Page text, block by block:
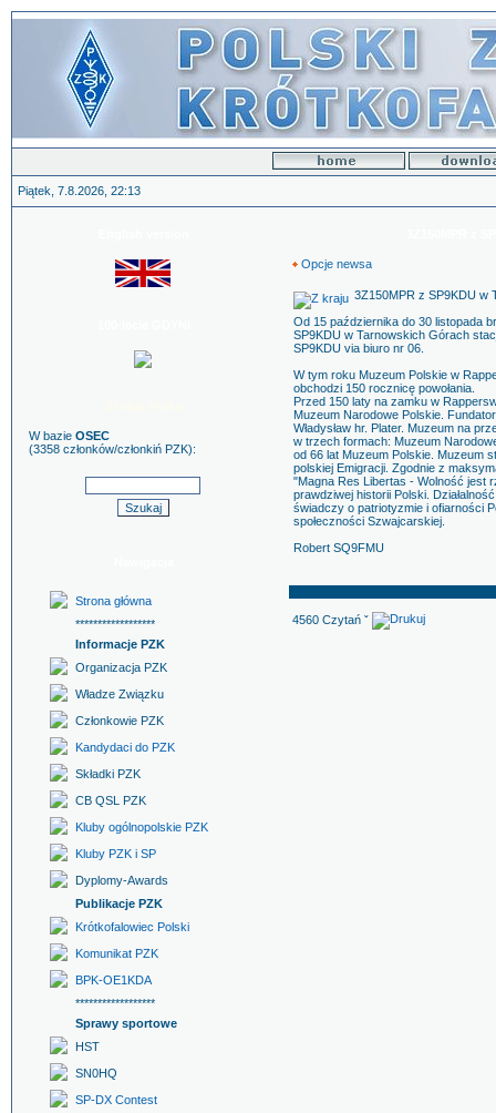
Piątek, 7.8.2026, 22:13
W bazie OSEC
(3358 członków/członkiń PZK):
Strona główna
******************
Informacje PZK
Organizacja PZK
Władze Związku
Członkowie PZK
Kandydaci do PZK
Składki PZK
CB QSL PZK
Kluby ogólnopolskie PZK
Kluby PZK i SP
Dyplomy-Awards
Publikacje PZK
Krótkofalowiec Polski
Komunikat PZK
BPK-OE1KDA
******************
Sprawy sportowe
HST
SN0HQ
SP-DX Contest
Opcje newsa
3Z150MPR z SP9KDU w
Od 15 października do 30 listopada
SP9KDU w Tarnowskich Górach
SP9KDU via biuro nr 06.
W tym roku Muzeum Polskie w
obchodzi 150 rocznicę powołania.
Przed 150 laty na zamku w
Muzeum Narodowe Polskie.
Władysław hr. Plater. Muzeum na
w trzech formach: Muzeum
od 66 lat Muzeum Polskie. Muzeum
polskiej Emigracji. Zgodnie z
"Magna Res Libertas - Wolność jest
prawdziwej historii Polski.
świadczy o patriotyzmie i ofiarności
społeczności Szwajcarskiej.
Robert SQ9FMU
4560 Czytań ˇ